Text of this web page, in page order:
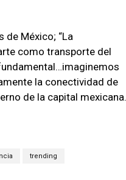
de México; “La
como transporte del
la conectividad de
de la capital mexicana.
trending